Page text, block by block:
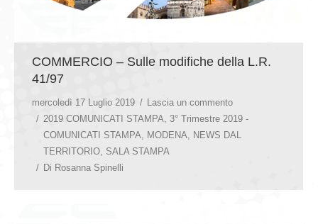
COMMERCIO – Sulle modifiche della L.R.
41/97
mercoledì 17 Luglio 2019
Lascia un commento
2019 COMUNICATI STAMPA, 3° Trimestre 2019 -
COMUNICATI STAMPA, MODENA, NEWS DAL
TERRITORIO, SALA STAMPA
Di Rosanna Spinelli